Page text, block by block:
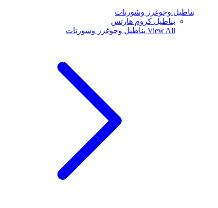
بناطيل وجوغرز وشورتات
بناطيل كروم هارتس
View All بناطيل وجوغرز وشورتات